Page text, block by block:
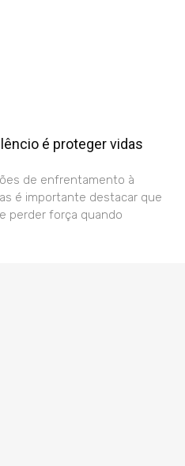
é proteger vidas
de enfrentamento à
é importante destacar que
perder força quando